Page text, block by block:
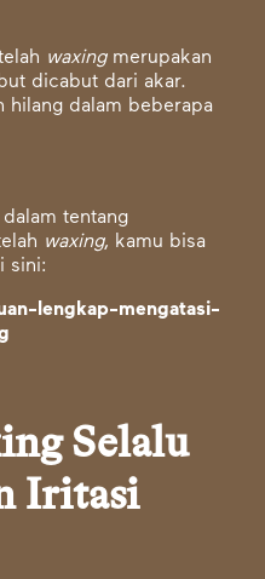
waxing merupakan
dicabut dari akar.
hilang dalam beberapa
tentang
waxing, kamu bisa
sini:
lengkap-mengatasi-
Selalu
Iritasi